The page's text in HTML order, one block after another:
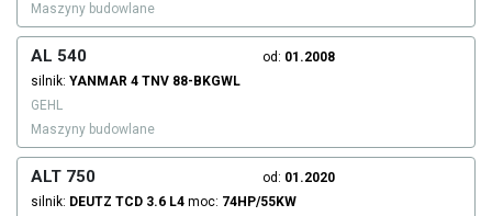
Maszyny budowlane
AL 540 od: 01.2008
silnik: YANMAR 4 TNV 88-BKGWL
GEHL
Maszyny budowlane
ALT 750 od: 01.2020
silnik: DEUTZ TCD 3.6 L4 moc: 74HP/55KW